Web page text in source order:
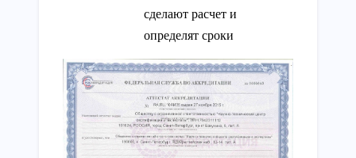
сделают расчет и
определят сроки